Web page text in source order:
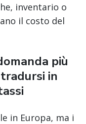
inventario o
il costo del
più
in
in Europa, ma i